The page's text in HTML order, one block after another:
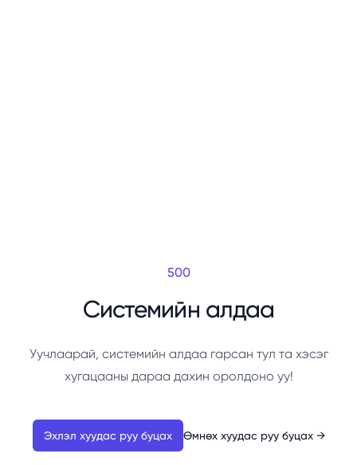
500
Системийн алдаа
Уучлаарай, системийн алдаа гарсан тул та хэсэг
хугацааны дараа дахин оролдоно уу!
Эхлэл хуудас руу буцах Өмнөх хуудас руу буцах →